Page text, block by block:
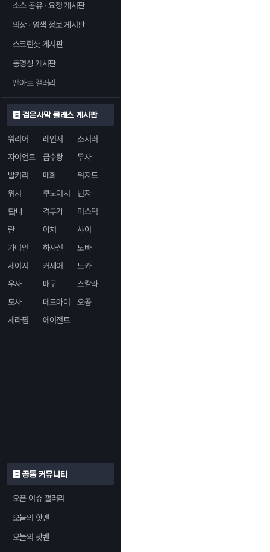
소스 공유 · 요청 게시판
의상 · 염색 정보 게시판
스크린샷 게시판
동영상 게시판
팬아트 갤러리
검은사막 클래스 게시판
워리어 레인저
소서러
자이언트
금수랑
무사
발키리
매화
위자드
위치
쿠노이치
닌자
닼나
격투가
미스틱
란
아처
샤이
가디언
하사신
노바
세이지
커세어
드카
우사
매구
스칼라
도사
데드아이
오공
세라핌
에이전트
공통 커뮤니티
오픈 이슈 갤러리
오늘의 핫벤
오늘의 팟벤